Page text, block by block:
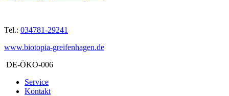
Tel.: 034781-29241
www.biotopia-greifenhagen.de
DE-ÖKO-006
Service
Kontakt